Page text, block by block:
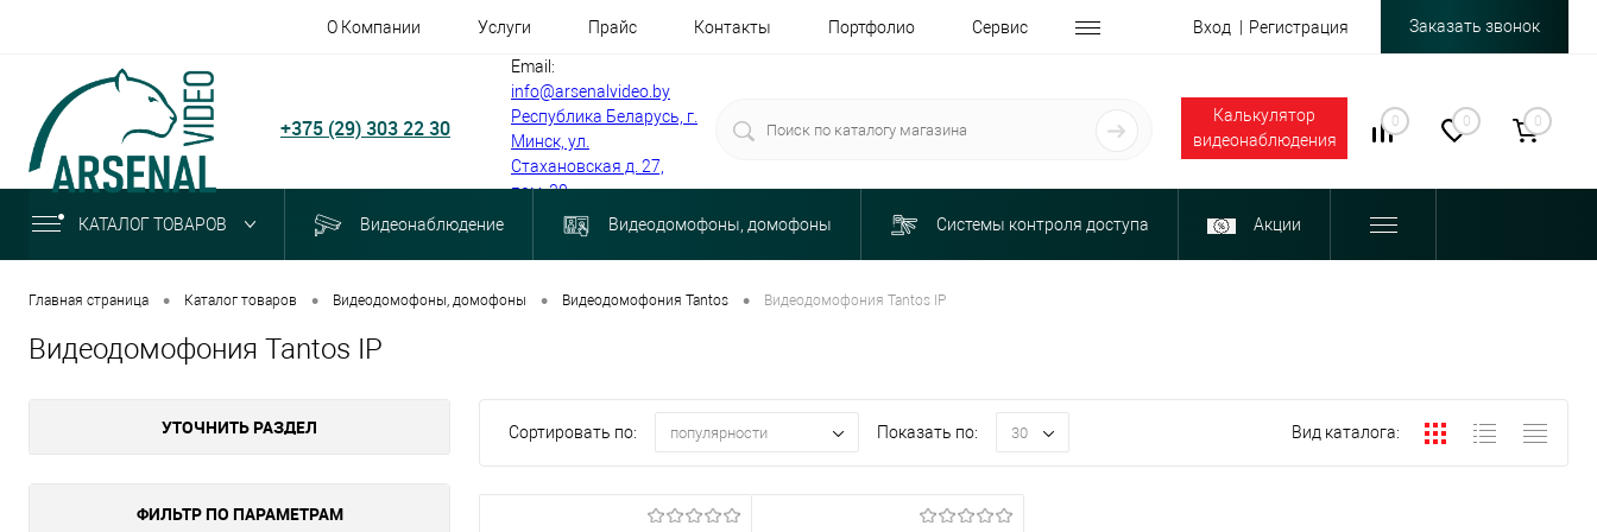
О Компании Услуги Прайс Контакты Портфолио Сервис Вход Регистрация Заказать звонок
+375 (29) 303 22 30
Email:
info@arsenalvideo.by
Республика Беларусь, г.
Минск, ул.
Стахановская д. 27,
пом. 30
Калькулятор
видеонаблюдения
0 0 0
КАТАЛОГ ТОВАРОВ Видеонаблюдение Видеодомофоны, домофоны Системы контроля доступа Акции
Главная страница • Каталог товаров • Видеодомофоны, домофоны • Видеодомофония Tantos • Видеодомофония Tantos IP
Видеодомофония Tantos IP
УТОЧНИТЬ РАЗДЕЛ
ФИЛЬТР ПО ПАРАМЕТРАМ
Сортировать по: популярности Показать по: 30 Вид каталога: